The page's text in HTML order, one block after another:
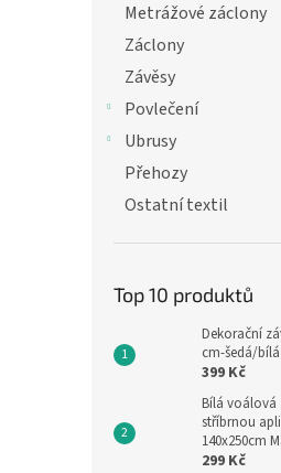
Metrážové záclony
Záclony
Závěsy
Povlečení
Ubrusy
Přehozy
Ostatní textil
Top 10 produktů
Dekorační
cm-šedá/
399 Kč
Bílá voálová
stříbrnou
140x250cm
299 Kč